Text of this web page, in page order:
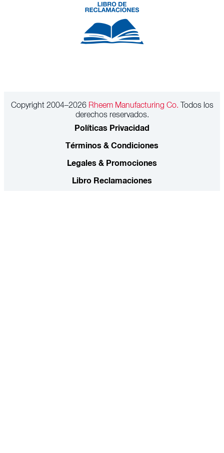
Copyright 2004–2026Rheem Manufacturing Co. Todos los
derechos reservados.
Políticas Privacidad
Términos & Condiciones
Legales & Promociones
Libro Reclamaciones